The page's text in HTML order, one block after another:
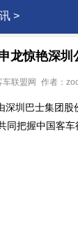
>
龙惊艳深圳
车联盟网 作者：
深圳巴士集团股
同把握中国客